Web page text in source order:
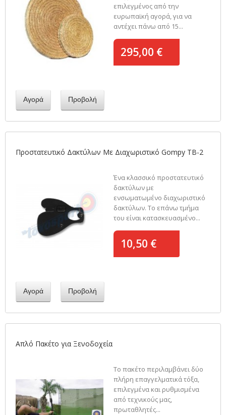
επιλεγμένος από την
ευρωπαϊκή αγορά, για να
αντέχει πάνω από 15...
295,00 €
Αγορά Προβολή
Προστατευτικό Δακτύλων Με Διαχωριστικό Gompy TB-2
Ένα κλασσικό προστατευτικό
δακτύλων με
ενσωματωμένο διαχωριστικό
δακτύλων. Το επάνω τμήμα
του είναι κατασκευασμένο...
10,50 €
Αγορά Προβολή
Απλό Πακέτο για Ξενοδοχεία
Το πακέτο περιλαμβάνει δύο
πλήρη επαγγελματικά τόξα,
επιλεγμένα και ρυθμισμένα
από τεχνικούς μας,
πρωταθλητές...